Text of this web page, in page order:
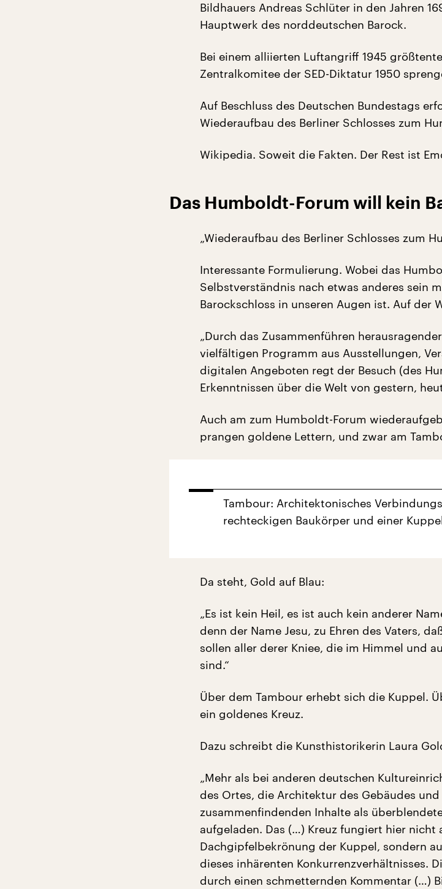
Bildhauers Andreas Schlüter in den Jahren
Hauptwerk des norddeutschen Barock.
Bei einem alliierten Luftangriff 1945
Zentralkomitee der SED-Diktatur 1950
Auf Beschluss des Deutschen Bundestags
Wiederaufbau des Berliner Schlosses zum
Wikipedia. Soweit die Fakten. Der Rest ist
Das Humboldt-Forum will kein
„Wiederaufbau des Berliner Schlosses zum
Interessante Formulierung. Wobei das
Selbstverständnis nach etwas anderes sein
Barockschloss in unseren Augen ist. Auf der
„Durch das Zusammenführen
vielfältigen Programm aus Ausstellungen,
digitalen Angeboten regt der Besuch (des
Erkenntnissen über die Welt von gestern,
Auch am zum Humboldt-Forum
prangen goldene Lettern, und zwar am
Tambour: Architektonisches
rechteckigen Baukörper und einer
Da steht, Gold auf Blau:
„Es ist kein Heil, es ist auch kein anderer
denn der Name Jesu, zu Ehren des Vaters,
sollen aller derer Kniee, die im Himmel und
sind.“
Über dem Tambour erhebt sich die Kuppel.
ein goldenes Kreuz.
Dazu schreibt die Kunsthistorikerin Laura
„Mehr als bei anderen deutschen
des Ortes, die Architektur des Gebäudes
zusammenfindenden Inhalte als
aufgeladen. Das (…) Kreuz fungiert hier nicht
Dachgipfelbekrönung der Kuppel, sondern
dieses inhärenten Konkurrenzverhältnisses.
durch einen schmetternden Kommentar (…)